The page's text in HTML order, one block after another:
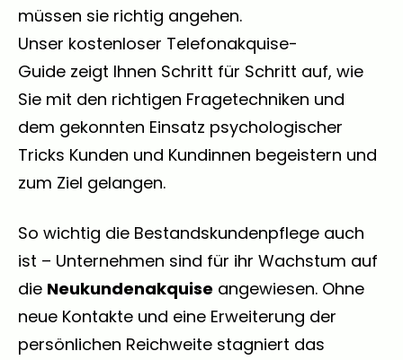
müssen sie richtig angehen.
Unser kostenloser Telefonakquise-
Guide zeigt Ihnen Schritt für Schritt auf, wie
Sie mit den richtigen Fragetechniken und
dem gekonnten Einsatz psychologischer
Tricks Kunden und Kundinnen begeistern und
zum Ziel gelangen.
So wichtig die Bestandskundenpflege auch
ist – Unternehmen sind für ihr Wachstum auf
die Neukundenakquise angewiesen. Ohne
neue Kontakte und eine Erweiterung der
persönlichen Reichweite stagniert das